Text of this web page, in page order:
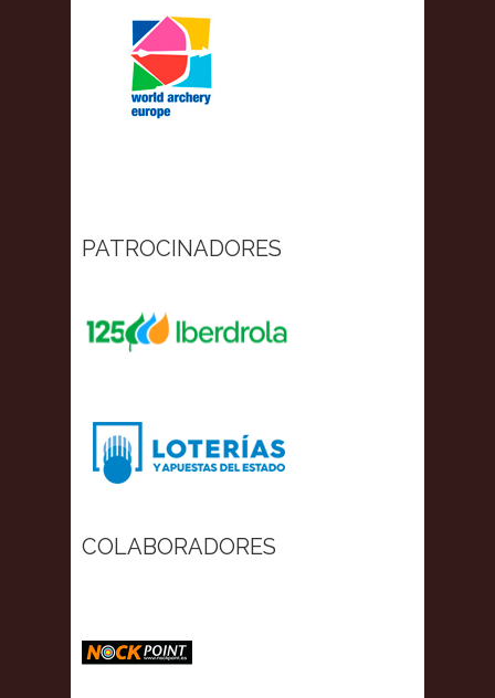
PATROCINADORES
COLABORADORES